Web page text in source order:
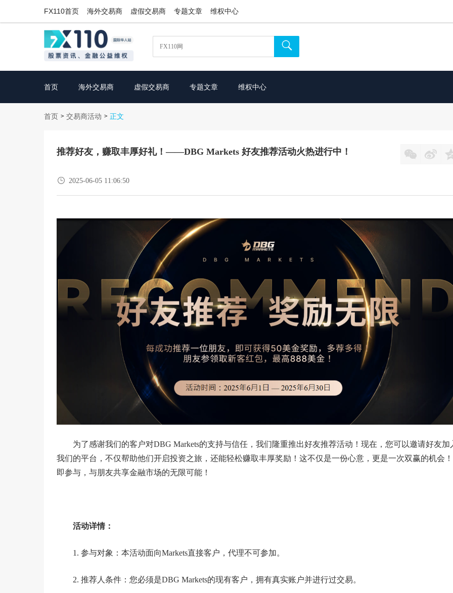
FX110首页 海外交易商 虚假交易商 专题文章 维权中心

首页 海外交易商 虚假交易商 专题文章 维权中心
首页 > 交易商活动 > 正文
推荐好友，赚取丰厚好礼！——DBG Markets 好友推荐活动火热进行中！  
 2025-06-05 11:06:50
为了感谢我们的客户对DBG Markets的支持与信任，我们隆重推出好友推荐活动！现在，您可以邀请好友加
我们的平台，不仅帮助他们开启投资之旅，还能轻松赚取丰厚奖励！这不仅是一份心意，更是一次双赢的机会
即参与，与朋友共享金融市场的无限可能！
活动详情：
1. 参与对象：本活动面向Markets直接客户，代理不可参加。
2. 推荐人条件：您必须是DBG Markets的现有客户，拥有真实账户并进行过交易。